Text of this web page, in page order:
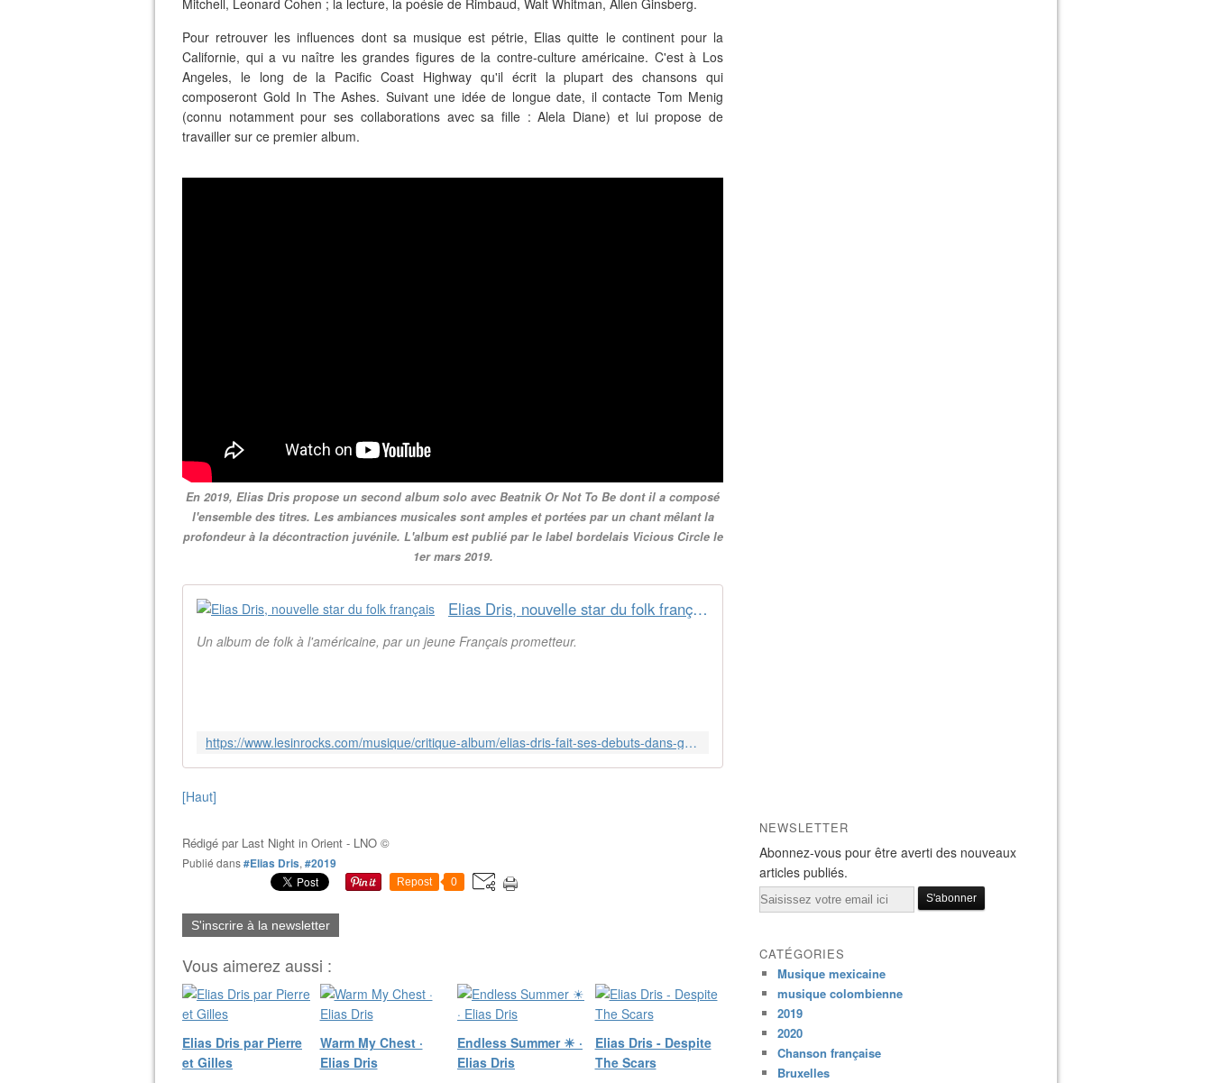
Mitchell, Leonard Cohen ; la lecture, la poésie de Rimbaud, Walt Whitman, Allen Ginsberg.
Pour retrouver les influences dont sa musique est pétrie, Elias quitte le continent pour la
Californie, qui a vu naître les grandes figures de la contre-culture américaine. C'est à Los
Angeles, le long de la Pacific Coast Highway qu'il écrit la plupart des chansons qui
composeront Gold In The Ashes. Suivant une idée de longue date, il contacte Tom Menig
(connu notamment pour ses collaborations avec sa fille : Alela Diane) et lui propose de
travailler sur ce premier album.
En 2019, Elias Dris propose un second album solo avec Beatnik Or Not To Be dont il a composé
l'ensemble des titres. Les ambiances musicales sont amples et portées par un chant mêlant la
profondeur à la décontraction juvénile. L'album est publié par le label bordelais Vicious Circle le
1er mars 2019.
Elias Dris, nouvelle star du folk français
Un album de folk à l'américaine, par un jeune Français prometteur.
https://www.lesinrocks.com/musique/critique-album/elias-dris-fait-ses-debuts-dans-gold-ashes-un-disque-touchant/
[Haut]
Rédigé par Last Night in Orient - LNO ©
Publié dans#Elias Dris, #2019
Repost 0
S'inscrire à la newsletter
Vous aimerez aussi :
Elias Dris par Pierre
et Gilles
Warm My Chest ·
Elias Dris
Endless Summer ☀︎ ·
Elias Dris
Elias Dris - Despite
The Scars
NEWSLETTER
Abonnez-vous pour être averti des nouveaux
articles publiés.
Email
CATÉGORIES
Musique mexicaine
musique colombienne
2019
2020
Chanson française
Bruxelles